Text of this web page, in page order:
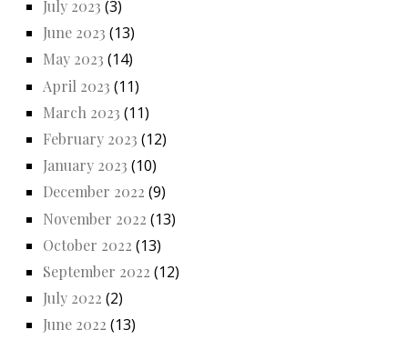
July 2023 (3)
June 2023 (13)
May 2023 (14)
April 2023 (11)
March 2023 (11)
February 2023 (12)
January 2023 (10)
December 2022 (9)
November 2022 (13)
October 2022 (13)
September 2022 (12)
July 2022 (2)
June 2022 (13)